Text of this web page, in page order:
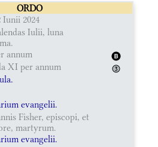
ORDO
Iunii 2024
Iulii, luna
annum
XI per annum
evangelii.
Fisher, episcopi, et
martyrum.
evangelii.